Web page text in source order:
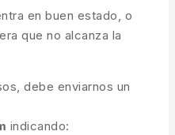
en buen estado, o
que no alcanza la
debe enviarnos un
indicando: